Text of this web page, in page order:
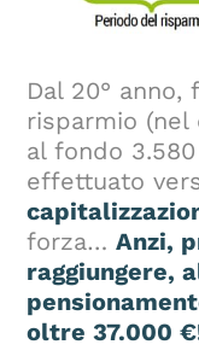
Dal 20°
risparmio
al fondo
effettuato
forza…Anzi,
raggiungere,
oltre 37.000